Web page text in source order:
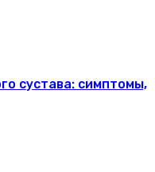
сустава: симптомы,